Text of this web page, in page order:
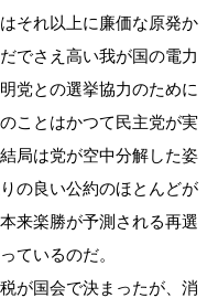
それ以上に廉価な原発か
でさえ高い我が国の電力
党との選挙協力のために
ことはかつて民主党が実
局は党が空中分解した姿
の良い公約のほとんどが
来楽勝が予測される再選
ているのだ。
が国会で決まったが、消